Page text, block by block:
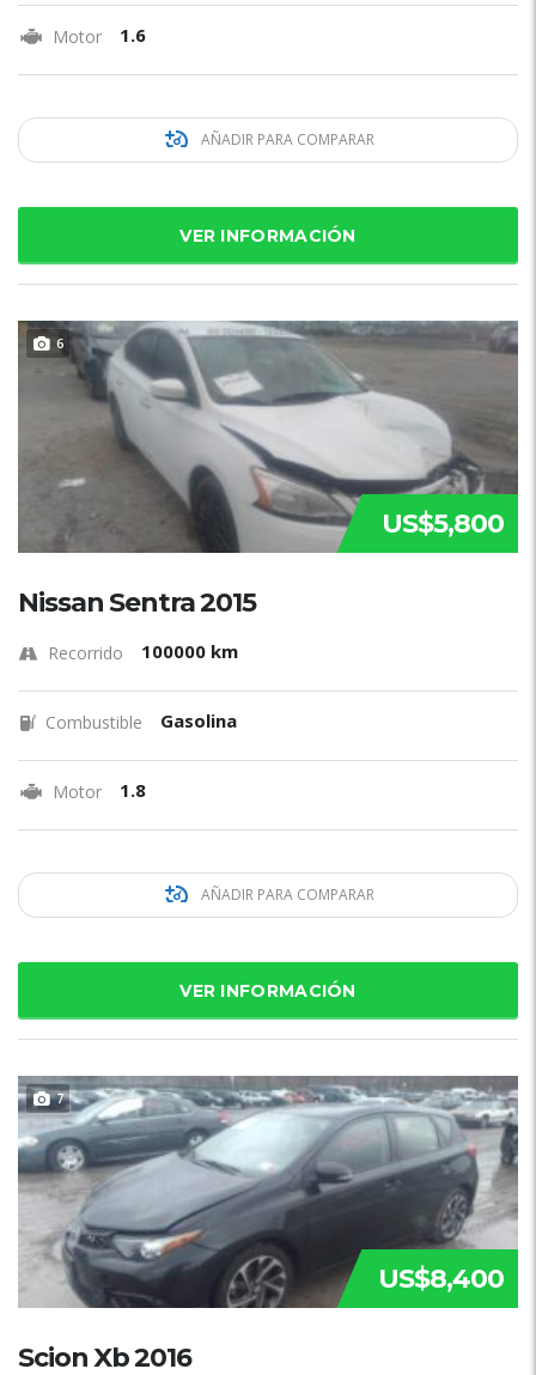
Motor 1.6
AÑADIR PARA COMPARAR
VER INFORMACIÓN
6
US$5,800
Nissan Sentra 2015
Recorrido 100000 km
Combustible Gasolina
Motor 1.8
AÑADIR PARA COMPARAR
VER INFORMACIÓN
7
US$8,400
Scion Xb 2016